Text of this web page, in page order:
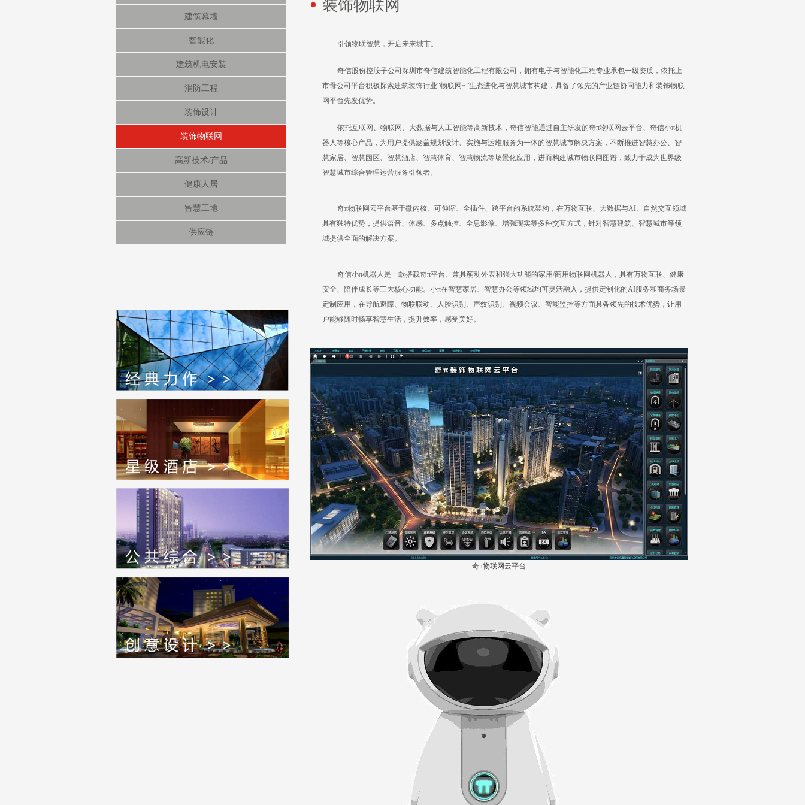
建筑幕墙
智能化
建筑机电安装
消防工程
装饰设计
装饰物联网
高新技术/产品
健康人居
智慧工地
供应链
装饰物联网
引领物联智慧，开启未来城市。
奇信股份控股子公司深圳市奇信建筑智能化工程有限公司，拥有电子与智能化工程专业承包一级资质，依托上
市母公司平台积极探索建筑装饰行业“物联网+”生态进化与智慧城市构建，具备了领先的产业链协同能力和装饰物联
网平台先发优势。
依托互联网、物联网、大数据与人工智能等高新技术，奇信智能通过自主研发的奇π物联网云平台、奇信小π机
器人等核心产品，为用户提供涵盖规划设计、实施与运维服务为一体的智慧城市解决方案，不断推进智慧办公、智
慧家居、智慧园区、智慧酒店、智慧体育、智慧物流等场景化应用，进而构建城市物联网图谱，致力于成为世界级
智慧城市综合管理运营服务引领者。
奇π物联网云平台基于微内核、可伸缩、全插件、跨平台的系统架构，在万物互联、大数据与AI、自然交互领域
具有独特优势，提供语音、体感、多点触控、全息影像、增强现实等多种交互方式，针对智慧建筑、智慧城市等领
域提供全面的解决方案。
奇信小π机器人是一款搭载奇π平台、兼具萌动外表和强大功能的家用/商用物联网机器人，具有万物互联、健康
安全、陪伴成长等三大核心功能。小π在智慧家居、智慧办公等领域均可灵活融入，提供定制化的AI服务和商务场景
定制应用，在导航避障、物联联动、人脸识别、声纹识别、视频会议、智能监控等方面具备领先的技术优势，让用
户能够随时畅享智慧生活，提升效率，感受美好。
奇π物联网云平台